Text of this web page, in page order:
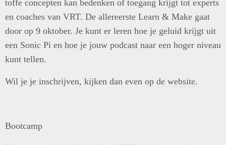
toffe concepten kan bedenken of toegang krijgt tot experts
en coaches van VRT. De allereerste Learn & Make gaat
door op 9 oktober. Je kunt er leren hoe je geluid krijgt uit
een Sonic Pi en hoe je jouw podcast naar een hoger niveau
kunt tellen.
Wil je je inschrijven, kijken dan even op de website.
Bootcamp